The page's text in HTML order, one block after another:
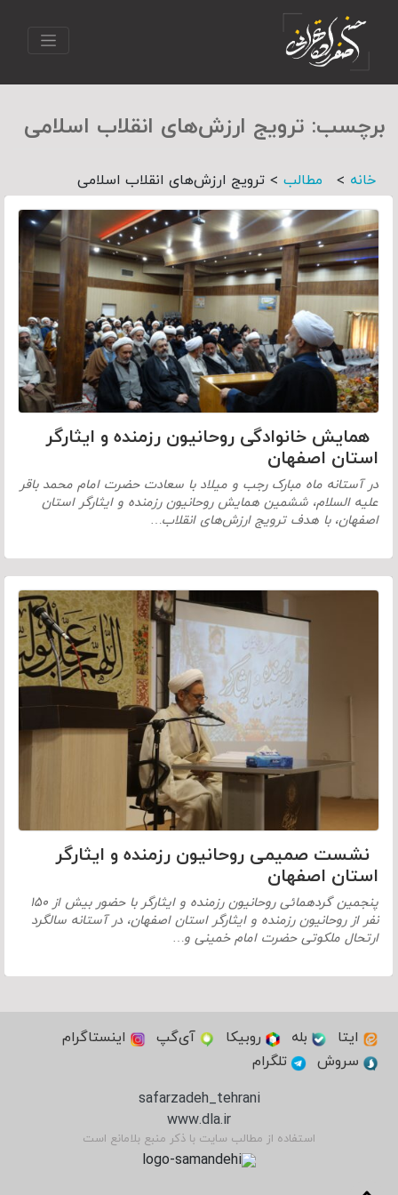
برچسب: ترویج ارزش‌های انقلاب اسلامی
خانه > مطالب > ترویج ارزش‌های انقلاب اسلامی
همایش خانوادگی روحانیون رزمنده و ایثارگر
استان اصفهان
در آستانه ماه مبارک رجب و میلاد با سعادت حضرت امام محمد باقر
علیه السلام، ششمین همایش روحانیون رزمنده و ایثارگر استان
اصفهان، با هدف ترویج ارزش‌های انقلاب…
نشست صمیمی روحانیون رزمنده و ایثارگر
استان اصفهان
پنجمین گردهمائی روحانیون رزمنده و ایثارگر با حضور بیش از ۱۵۰
نفر از روحانیون رزمنده و ایثارگر استان اصفهان، در آستانه سالگرد
ارتحال ملکوتی حضرت امام خمینی و…
ایتا بله روبیکا آی‌گپ
اینستاگرام
سروش
تلگرام
safarzadeh_tehrani
www.dla.ir
استفاده از مطالب سایت با ذکر منبع بلامانع است